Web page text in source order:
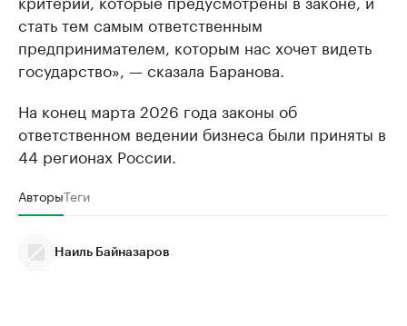
стать тем самым ответственным
предпринимателем, которым нас хочет видеть
государство», — сказала Баранова.
На конец марта 2026 года законы об
ответственном ведении бизнеса были приняты в
44 регионах России.
АвторыТеги
Наиль Байназаров